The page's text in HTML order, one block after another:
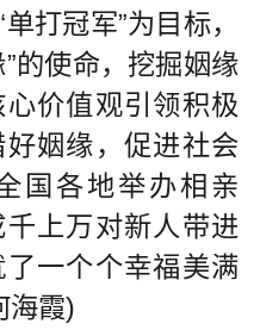
打冠军”为目标，
的使命，挖掘姻缘
价值观引领积极
姻缘，促进社会
国各地举办相亲
上万对新人带进
一个个幸福美满
海霞)